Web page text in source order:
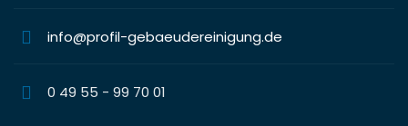
info@profil-gebaeudereinigung.de
0 49 55 - 99 70 01